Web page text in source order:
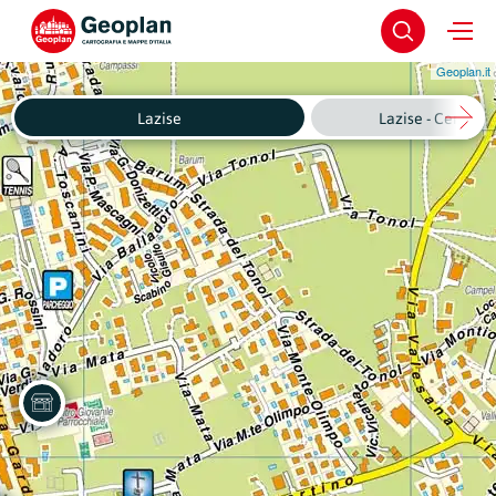
Geoplan.it
Lazise Lazise - Centro